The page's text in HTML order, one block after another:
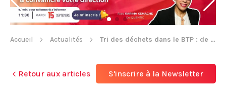
Accueil Actualités Tri des déchets dans le BTP : de la contrainte réglementaire à l’opportunité de performance
Retour aux articles S'inscrire à la Newsletter